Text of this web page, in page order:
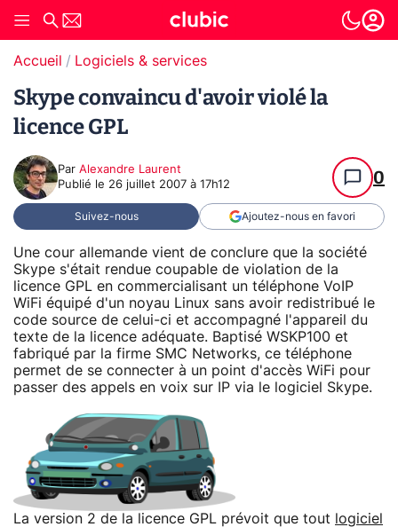
Accueil Logiciels & services
Skype convaincu d'avoir violé la
licence GPL
Par Alexandre Laurent
Publié le 26 juillet 2007 à 17h12 0
Suivez-nous Ajoutez-nous en favori
Une cour allemande vient de conclure que la société
Skype s'était rendue coupable de violation de la
licence GPL en commercialisant un téléphone VoIP
WiFi équipé d'un noyau Linux sans avoir redistribué le
code source de celui-ci et accompagné l'appareil du
texte de la licence adéquate. Baptisé WSKP100 et
fabriqué par la firme SMC Networks, ce téléphone
permet de se connecter à un point d'accès WiFi pour
passer des appels en voix sur IP via le logiciel Skype.
La version 2 de la licence GPL prévoit que tout
logiciel